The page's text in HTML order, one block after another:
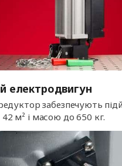
електродвигун
забезпечують
м² і масою до 650 кг.